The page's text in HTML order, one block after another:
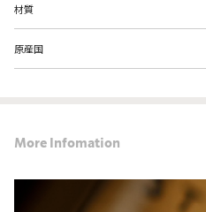
材質
原産国
More Infomation